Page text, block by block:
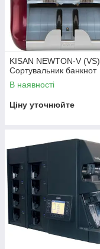
KISAN NEWTON-V (VS)
Сортувальник банкнот
В наявності
Ціну уточнюйте